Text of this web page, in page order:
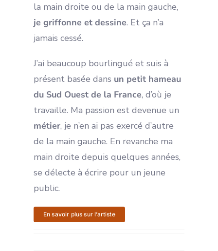
la main droite ou de la main gauche,
je griffonne et dessine. Et ça n’a
jamais cessé.
J’ai beaucoup bourlingué et suis à
présent basée dans un petit hameau
du Sud Ouest de la France, d’où je
travaille. Ma passion est devenue un
métier, je n’en ai pas exercé d’autre
de la main gauche. En revanche ma
main droite depuis quelques années,
se délecte à écrire pour un jeune
public.
En savoir plus sur l’artiste